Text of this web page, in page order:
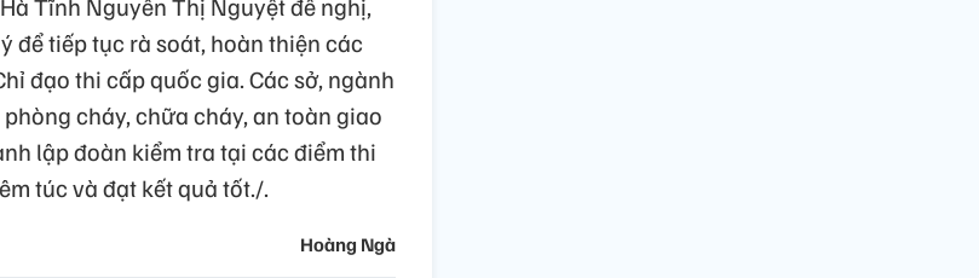
để tiếp tục rà soát, hoàn thiện các
đạo thi cấp quốc gia. Các sở, ngành
cháy, chữa cháy, an toàn giao
lập đoàn kiểm tra tại các điểm thi
túc và đạt kết quả tốt./.
Hoàng Ngà